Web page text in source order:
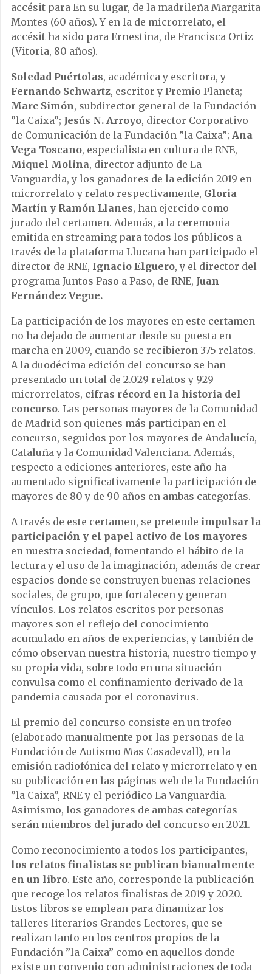
accésit para En su lugar, de la madrileña Margarita
Montes (60 años). Y en la de microrrelato, el
accésit ha sido para Ernestina, de Francisca Ortiz
(Vitoria, 80 años).
Soledad Puértolas, académica y escritora, y
Fernando Schwartz, escritor y Premio Planeta;
Marc Simón, subdirector general de la Fundación
”la Caixa”; Jesús N. Arroyo, director Corporativo
de Comunicación de la Fundación ”la Caixa”; Ana
Vega Toscano, especialista en cultura de RNE,
Miquel Molina, director adjunto de La
Vanguardia, y los ganadores de la edición 2019 en
microrrelato y relato respectivamente, Gloria
Martín y Ramón Llanes, han ejercido como
jurado del certamen. Además, a la ceremonia
emitida en streaming para todos los públicos a
través de la plataforma Llucana han participado el
director de RNE, Ignacio Elguero, y el director del
programa Juntos Paso a Paso, de RNE, Juan
Fernández Vegue.
La participación de los mayores en este certamen
no ha dejado de aumentar desde su puesta en
marcha en 2009, cuando se recibieron 375 relatos.
A la duodécima edición del concurso se han
presentado un total de 2.029 relatos y 929
microrrelatos, cifras récord en la historia del
concurso. Las personas mayores de la Comunidad
de Madrid son quienes más participan en el
concurso, seguidos por los mayores de Andalucía,
Cataluña y la Comunidad Valenciana. Además,
respecto a ediciones anteriores, este año ha
aumentado significativamente la participación de
mayores de 80 y de 90 años en ambas categorías.
A través de este certamen, se pretende impulsar la
participación y el papel activo de los mayores
en nuestra sociedad, fomentando el hábito de la
lectura y el uso de la imaginación, además de crear
espacios donde se construyen buenas relaciones
sociales, de grupo, que fortalecen y generan
vínculos. Los relatos escritos por personas
mayores son el reflejo del conocimiento
acumulado en años de experiencias, y también de
cómo observan nuestra historia, nuestro tiempo y
su propia vida, sobre todo en una situación
convulsa como el confinamiento derivado de la
pandemia causada por el coronavirus.
El premio del concurso consiste en un trofeo
(elaborado manualmente por las personas de la
Fundación de Autismo Mas Casadevall), en la
emisión radiofónica del relato y microrrelato y en
su publicación en las páginas web de la Fundación
”la Caixa”, RNE y el periódico La Vanguardia.
Asimismo, los ganadores de ambas categorías
serán miembros del jurado del concurso en 2021.
Como reconocimiento a todos los participantes,
los relatos finalistas se publican bianualmente
en un libro. Este año, corresponde la publicación
que recoge los relatos finalistas de 2019 y 2020.
Estos libros se emplean para dinamizar los
talleres literarios Grandes Lectores, que se
realizan tanto en los centros propios de la
Fundación ”la Caixa” como en aquellos donde
existe un convenio con administraciones de toda